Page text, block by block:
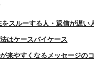
をスルーする人・返信が遅い
はケースバイケース
来やすくなるメッセージの